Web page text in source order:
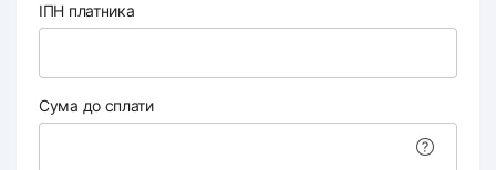
ІПН платника
Сума до сплати